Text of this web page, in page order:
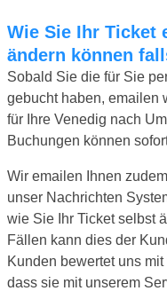
Wie Sie Ihr Ticket erhalten und wie Sie etwas
ändern können
Sobald Sie die für Sie
gebucht haben, emailen
für Ihre Venedig nach
Buchungen können
Wir emailen Ihnen
unser Nachrichten
wie Sie Ihr Ticket selbst
Fällen kann dies der
Kunden bewertet uns
dass sie mit unserem